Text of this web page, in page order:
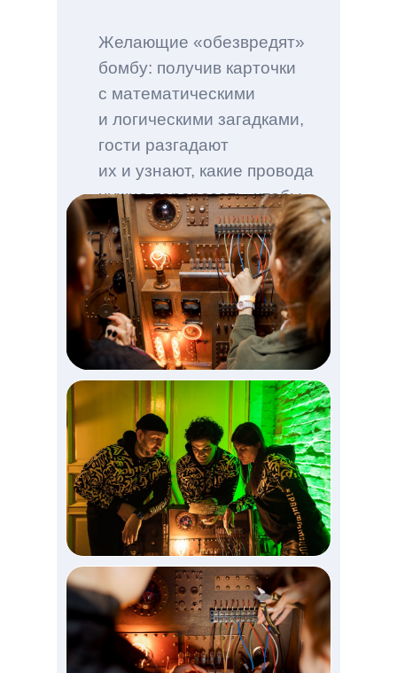
Желающие «обезвредят»
бомбу: получив карточки
с математическими
и логическими загадками,
гости разгадают
их и узнают, какие провода
нужно перерезать, чтобы
остановить таймер
стимпанк-бомбы.